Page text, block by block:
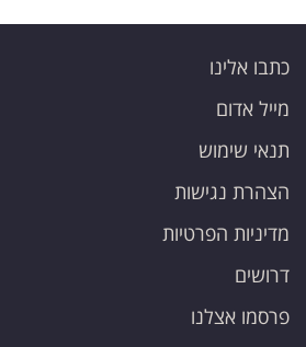
כתבו אלינו
מייל אדום
תנאי שימוש
הצהרת נגישות
מדיניות הפרטיות
דרושים
פרסמו אצלנו